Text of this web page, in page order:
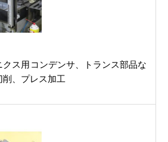
ス用コンデンサ、トランス部品な
削、プレス加工